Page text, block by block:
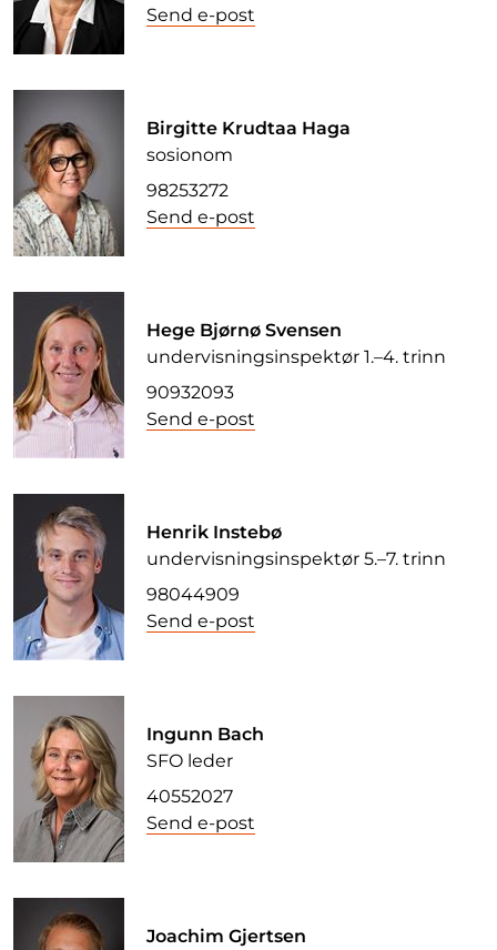
Send e-post
Birgitte Krudtaa Haga
sosionom
98253272
Send e-post
Hege Bjørnø Svensen
undervisningsinspektør 1.–4. trinn
90932093
Send e-post
Henrik Instebø
undervisningsinspektør 5.–7. trinn
98044909
Send e-post
Ingunn Bach
SFO leder
40552027
Send e-post
Joachim Gjertsen